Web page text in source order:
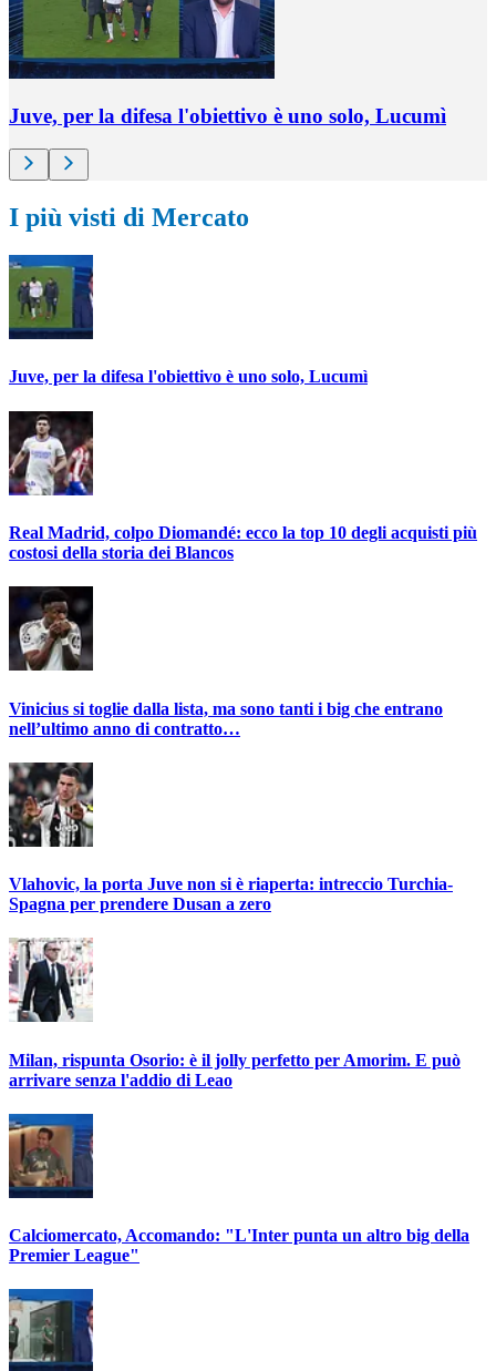
Juve, per la difesa l'obiettivo è uno solo, Lucumì
I più visti di Mercato
Juve, per la difesa l'obiettivo è uno solo, Lucumì
Real Madrid, colpo Diomandé: ecco la top 10 degli acquisti più
costosi della storia dei Blancos
Vinicius si toglie dalla lista, ma sono tanti i big che entrano
nell’ultimo anno di contratto…
Vlahovic, la porta Juve non si è riaperta: intreccio Turchia-
Spagna per prendere Dusan a zero
Milan, rispunta Osorio: è il jolly perfetto per Amorim. E può
arrivare senza l'addio di Leao
Calciomercato, Accomando: "L'Inter punta un altro big della
Premier League"